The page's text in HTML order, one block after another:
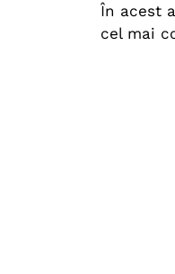
În acest
cel mai